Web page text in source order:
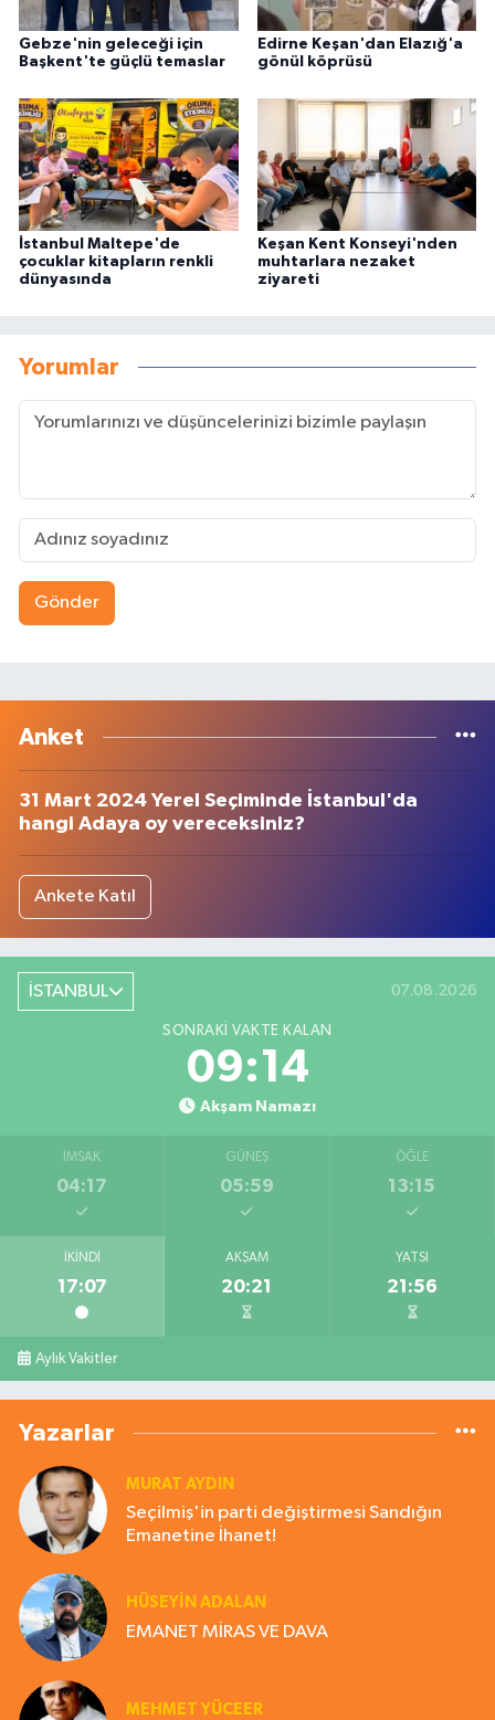
Gebze'nin geleceği için
Başkent'te güçlü temaslar
Edirne Keşan'dan Elazığ'a
gönül köprüsü
İstanbul Maltepe'de
çocuklar kitapların renkli
dünyasında
Keşan Kent Konseyi'nden
muhtarlara nezaket
ziyareti
Yorumlar
Gönder
Anket
31 Mart 2024 Yerel Seçiminde İstanbul'da
hangi Adaya oy vereceksiniz?
Ankete Katıl
İSTANBUL 07.08.2026
SONRAKI VAKTE KALAN
09:13
Akşam Namazı
İMSAK
04:17
GÜNEŞ
05:59
ÖĞLE
13:15
İKINDI
17:07
AKŞAM
20:21
YATSI
21:56
Aylık Vakitler
Yazarlar
MURAT AYDIN
Seçilmiş'in parti değiştirmesi Sandığın
Emanetine İhanet!
HÜSEYIN ADALAN
EMANET MİRAS VE DAVA
MEHMET YÜCEER